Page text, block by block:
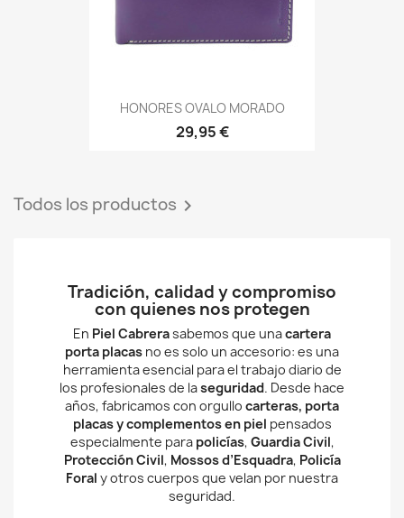
HONORES OVALO MORADO
29,95 €
Todos los productos 
Tradición, calidad y compromiso
con quienes nos protegen
En Piel Cabrerasabemos que unacartera
porta placas no es solo un accesorio: es una
herramienta esencial para el trabajo diario de
los profesionales de laseguridad. Desde hace
años, fabricamos con orgullo carteras, porta
placas y complementos en piel pensados
especialmente para policías, Guardia Civil,
Protección Civil, Mossos d’Esquadra, Policía
Foral y otros cuerpos que velan por nuestra
seguridad.